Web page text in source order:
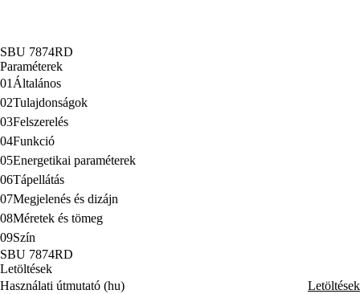
SBU 7874RD
Paraméterek
01 Általános
02Tulajdonságok
03Felszerelés
04Funkció
05Energetikai paraméterek
06Tápellátás
07Megjelenés és dizájn
08Méretek és tömeg
09Szín
SBU 7874RD
Letöltések
Használati útmutató (hu)
Letöltések